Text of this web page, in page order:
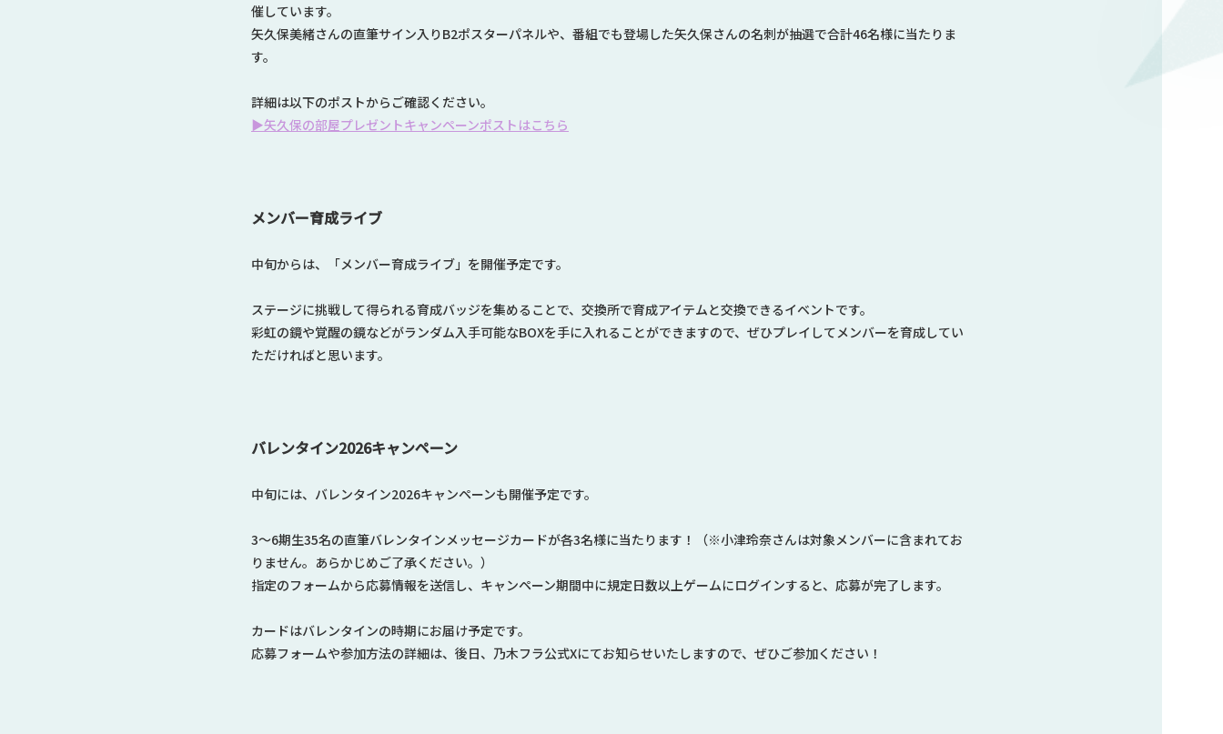
催しています。
矢久保美緒さんの直筆サイン入りB2ポスターパネルや、番組でも登場した矢久保さんの名刺が抽選で合計46名様に当たりま
す。
詳細は以下のポストからご確認ください。
▶矢久保の部屋プレゼントキャンペーンポストはこちら
メンバー育成ライブ
中旬からは、「メンバー育成ライブ」を開催予定です。
ステージに挑戦して得られる育成バッジを集めることで、交換所で育成アイテムと交換できるイベントです。
彩虹の鏡や覚醒の鏡などがランダム入手可能なBOXを手に入れることができますので、ぜひプレイしてメンバーを育成してい
ただければと思います。
バレンタイン2026キャンペーン
中旬には、バレンタイン2026キャンペーンも開催予定です。
3～6期生35名の直筆バレンタインメッセージカードが各3名様に当たります！（※小津玲奈さんは対象メンバーに含まれてお
りません。あらかじめご了承ください。）
指定のフォームから応募情報を送信し、キャンペーン期間中に規定日数以上ゲームにログインすると、応募が完了します。
カードはバレンタインの時期にお届け予定です。
応募フォームや参加方法の詳細は、後日、乃木フラ公式Xにてお知らせいたしますので、ぜひご参加ください！